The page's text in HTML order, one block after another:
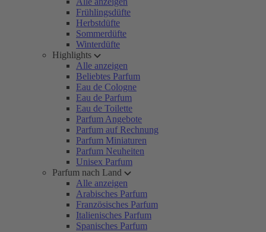
Frühlingsdüfte
Herbstdüfte
Sommerdüfte
Winterdüfte
Highlights
Alle anzeigen
Beliebtes Parfum
Eau de Cologne
Eau de Parfum
Eau de Toilette
Parfum Angebote
Parfum auf Rechnung
Parfum Miniaturen
Parfum Neuheiten
Unisex Parfum
Parfum nach Land
Alle anzeigen
Arabisches Parfum
Französisches Parfum
Italienisches Parfum
Spanisches Parfum